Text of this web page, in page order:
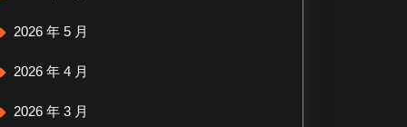
2026 年 5 月
2026 年 4 月
2026 年 3 月